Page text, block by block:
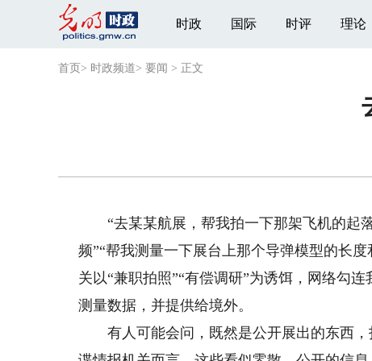
时政 国际 时评 理论
首页 > 时政频道> 要闻 > 正文
“去某某航展，帮我拍一下那架飞机的起
频”“帮我测量一下展台上那个导弹模型的长
关以“兼职拍照”“有偿调研”为诱饵，网络勾
测量数据，并提供给境外。
有人可能会问，既然是公开展出的东西，